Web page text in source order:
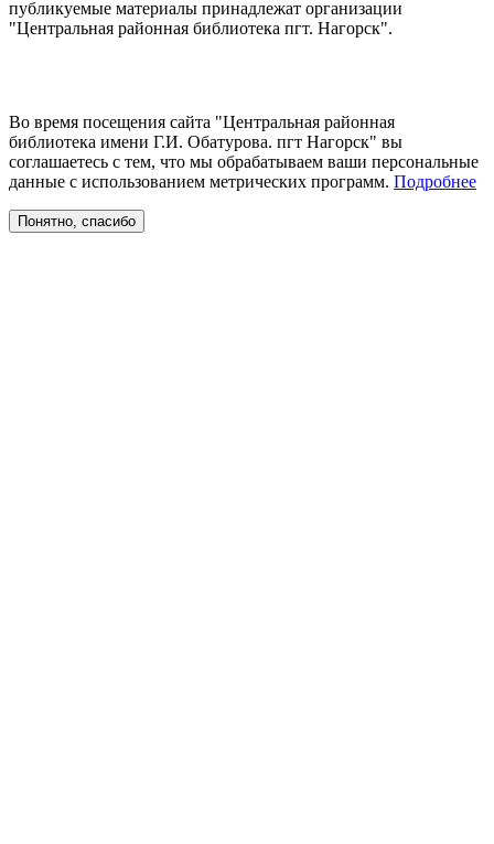
публикуемые материалы принадлежат организации
"Центральная районная библиотека пгт. Нагорск".
Во время посещения сайта "Центральная районная
библиотека имени Г.И. Обатурова. пгт Нагорск" вы
соглашаетесь с тем, что мы обрабатываем ваши персональные
данные с использованием метрических программ. Подробнее
Понятно, спасибо